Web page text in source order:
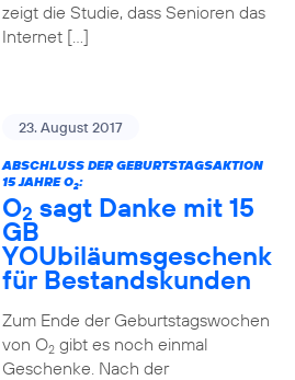
zeigt die Studie, dass Senioren das
Internet […]
23. August 2017
ABSCHLUSS DER GEBURTSTAGSAKTION
15 JAHRE O2:
O2 sagt Danke mit 15
GB
YOUbiläumsgeschenk
für Bestandskunden
Zum Ende der Geburtstagswochen
von O2gibt es noch einmal
Geschenke. Nach der